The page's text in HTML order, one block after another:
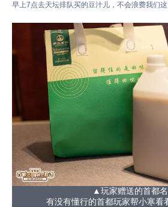
早上7点去天坛排队买的豆汁儿，不会浪费我们
▲玩家赠送的首都
有没有懂行的首都玩家帮小寒看